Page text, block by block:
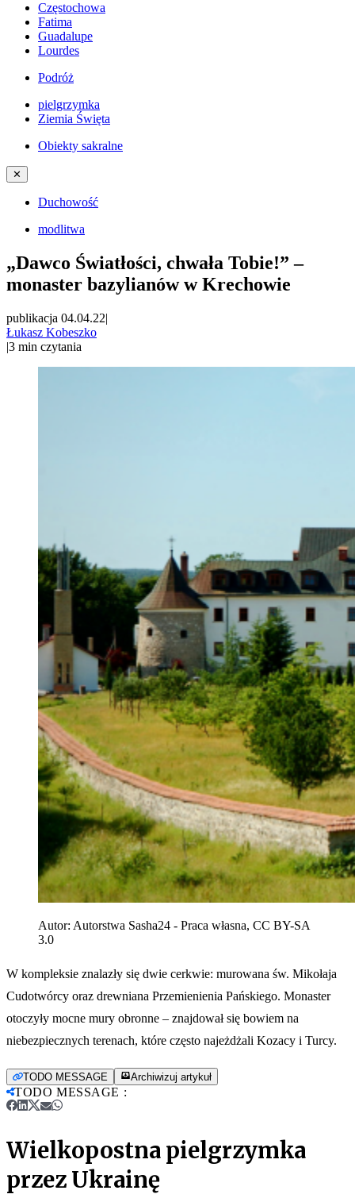
Częstochowa
Fatima
Guadalupe
Lourdes
Podróż
pielgrzymka
Ziemia Święta
Obiekty sakralne
✕
Duchowość
modlitwa
„Dawco Światłości, chwała Tobie!” –
monaster bazylianów w Krechowie
publikacja 04.04.22|
Łukasz Kobeszko
|3 min czytania
Autor: Autorstwa Sasha24 - Praca własna, CC BY-SA
3.0
W kompleksie znalazły się dwie cerkwie: murowana św. Mikołaja
Cudotwórcy oraz drewniana Przemienienia Pańskiego. Monaster
otoczyły mocne mury obronne – znajdował się bowiem na
niebezpiecznych terenach, które często najeżdżali Kozacy i Turcy.
TODO MESSAGE Archiwizuj artykuł
TODO MESSAGE :
Wielkopostna pielgrzymka
przez Ukrainę